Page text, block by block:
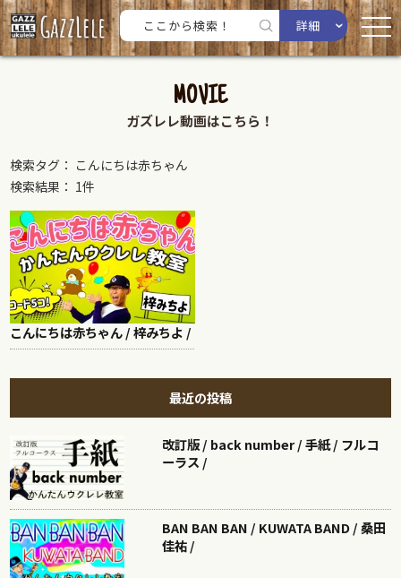
詳細
MOVIE
ガズレレ動画はこちら！
検索タグ： こんにちは赤ちゃん
検索結果： 1件
こんにちは赤ちゃん / 梓みちよ /
最近の投稿
改訂版 / back number / 手紙 / フルコ
ーラス /
BAN BAN BAN / KUWATA BAND / 桑田
佳祐 /